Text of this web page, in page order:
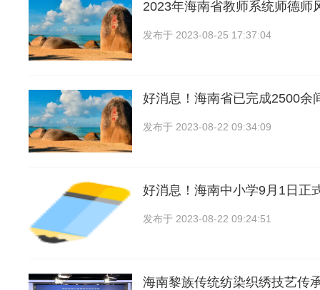
2023年海南省教师系统师德师
发布于 2023-08-25 17:37:04
好消息！海南省已完成2500余
发布于 2023-08-22 09:34:09
好消息！海南中小学9月1日正
发布于 2023-08-22 09:24:51
海南黎族传统纺染织绣技艺传